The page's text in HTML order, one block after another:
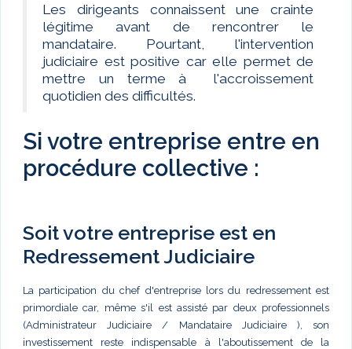
Les dirigeants connaissent une crainte
légitime avant de rencontrer le
mandataire. Pourtant, l'intervention
judiciaire est positive car elle permet de
mettre un terme à l'accroissement
quotidien des difficultés.
Si votre entreprise entre en
procédure collective :
Soit votre entreprise est en
Redressement Judiciaire
La participation du chef d'entreprise lors du redressement est
primordiale car, même s'il est assisté par deux professionnels
(Administrateur Judiciaire / Mandataire Judiciaire ), son
investissement reste indispensable à l'aboutissement de la